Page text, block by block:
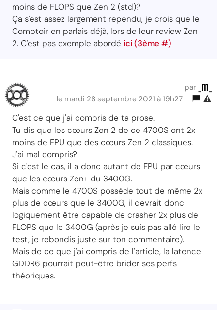
moins de FLOPS que Zen 2 (std)?
Ça s'est assez largement rependu, je crois que le
Comptoir en parlais déjà, lors de leur review Zen
2. C'est pas exemple abordé ici (3ème #)
par _m_
le mardi 28 septembre 2021 à 19h27
C'est ce que j'ai compris de ta prose.
Tu dis que les cœurs Zen 2 de ce 4700S ont 2x
moins de FPU que des cœurs Zen 2 classiques.
J'ai mal compris?
Si c'est le cas, il a donc autant de FPU par cœurs
que les cœurs Zen+ du 3400G.
Mais comme le 4700S possède tout de même 2x
plus de cœurs que le 3400G, il devrait donc
logiquement être capable de crasher 2x plus de
FLOPS que le 3400G (après je suis pas allé lire le
test, je rebondis juste sur ton commentaire).
Mais de ce que j'ai compris de l'article, la latence
GDDR6 pourrait peut-être brider ses perfs
théoriques.